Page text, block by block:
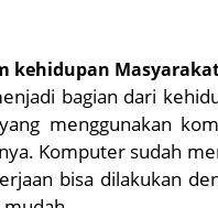
kehidupan
bagian dari
menggunakan
Komputer sudah
bisa dilakukan